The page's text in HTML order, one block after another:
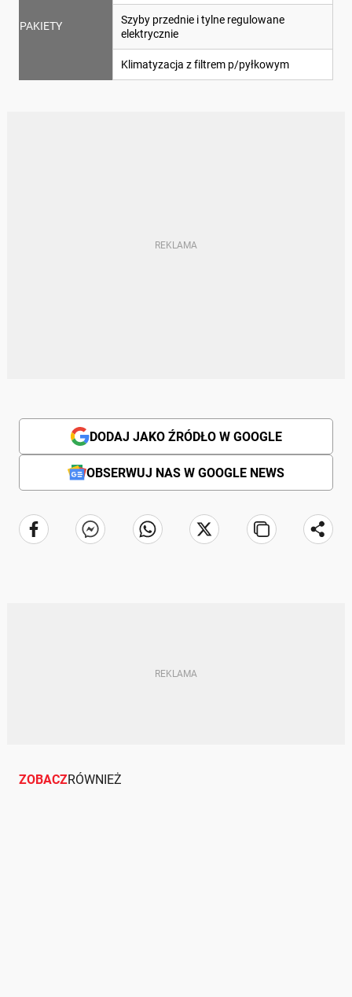
PAKIETY
Szyby przednie i tylne regulowane
elektrycznie
Klimatyzacja z filtrem p/pyłkowym
DODAJ JAKO ŹRÓDŁO W GOOGLE
OBSERWUJ NAS W GOOGLE NEWS
ZOBACZRÓWNIEŻ